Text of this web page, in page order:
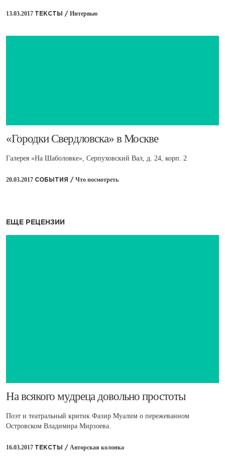
13.03.2017 ТЕКСТЫ / Интервью
​«Городки Свердловска» в Москве
Галерея «На Шаболовке», Серпуховский Вал, д. 24, корп. 2
20.03.2017 СОБЫТИЯ / Что посмотреть
ЕЩЕ РЕЦЕНЗИИ
​На всякого мудреца довольно простоты
Поэт и театральный критик Фазир Муалим о пережеванном
Островском Владимира Мирзоева.
16.03.2017 ТЕКСТЫ / Авторская колонка